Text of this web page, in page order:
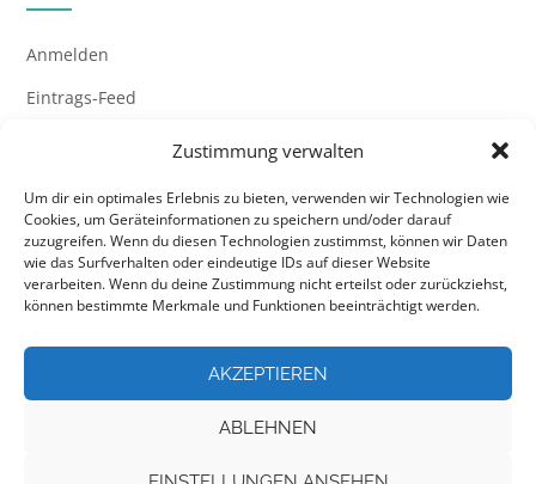
Zustimmung verwalten
Um dir ein optimales Erlebnis zu bieten, verwenden wir Technologien wie
Cookies, um Geräteinformationen zu speichern und/oder darauf
zuzugreifen. Wenn du diesen Technologien zustimmst, können wir Daten
wie das Surfverhalten oder eindeutige IDs auf dieser Website
verarbeiten. Wenn du deine Zustimmung nicht erteilst oder zurückziehst,
können bestimmte Merkmale und Funktionen beeinträchtigt werden.
AKZEPTIEREN
ABLEHNEN
Anmelden
Eintrags-Feed